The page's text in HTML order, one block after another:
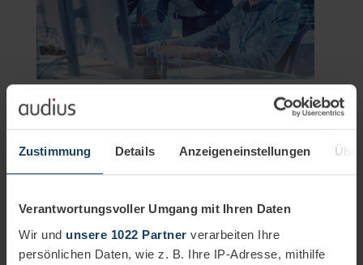
Zustimmung Details Anzeigeneinstellungen
Verantwortungsvoller Umgang mit Ihren Daten
Wir und unsere 1022 Partner verarbeiten Ihre
persönlichen Daten, wie z. B. Ihre IP-Adresse, mithilfe
Senior Sales Manager Microsoft Dynamics 365
Mehr erfahren